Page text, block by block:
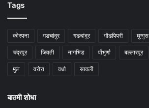
Tags
कोरपना गडचांदुर गडचांदूर गोंडपिपरी घुग्गुस
चंद्रपूर जिवती नागभिड पोंभुर्णा बल्लारपूर
मुल वरोरा वर्धा सावली
बातमी शोधा